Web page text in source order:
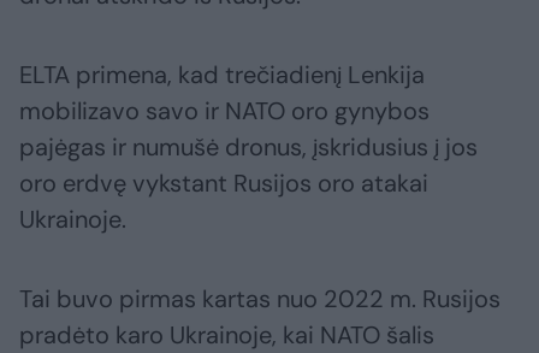
ELTA primena, kad trečiadienį Lenkija
mobilizavo savo ir NATO oro gynybos
pajėgas ir numušė dronus, įskridusius į jos
oro erdvę vykstant Rusijos oro atakai
Ukrainoje.
Tai buvo pirmas kartas nuo 2022 m. Rusijos
pradėto karo Ukrainoje, kai NATO šalis